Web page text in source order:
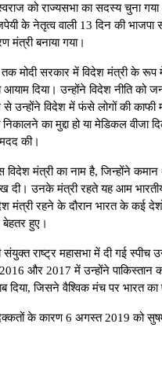
को राज्यसभा का सदस्य चुना
के नेतृत्व वाली 13 दिन की भाजपा
मंत्री बनाया गया।
मोदी सरकार में विदेश मंत्री के रूप
आयाम दिया। उन्होंने विदेश नीति को
से उन्होंने विदेश में फंसे लोगों की
का मुद्दा हो या मेडिकल वीजा
की।
विदेश मंत्री का नाम है, जिन्होंने कमान
उनके मंत्री रहते यह आम
मंत्री रहने के दौरान भारत के कई
हुए।
संयुक्त राष्ट्र महासभा में दी गई
और 2017 में उन्होंने पाकिस्तान
दिया, जिसने वैश्विक मंच पर भारत का
के कारण 6 अगस्त 2019 को